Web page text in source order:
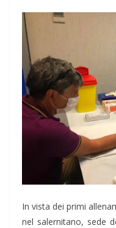
In vista dei primi
nel salernitano, sede